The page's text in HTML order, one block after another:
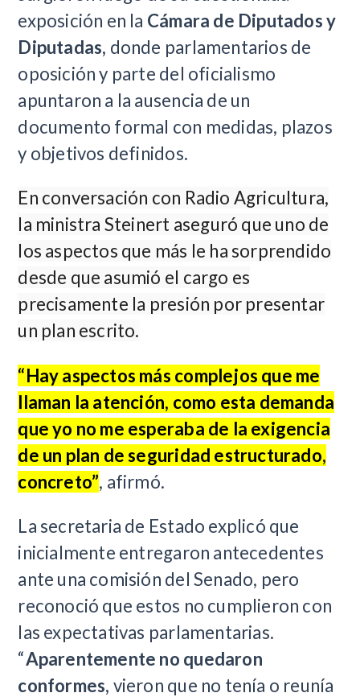
exposición en la Cámara de Diputados y
Diputadas, donde parlamentarios de
oposición y parte del oficialismo
apuntaron a la ausencia de un
documento formal con medidas, plazos
y objetivos definidos.
En conversación con Radio Agricultura,
la ministra Steinert aseguró que uno de
los aspectos que más le ha sorprendido
desde que asumió el cargo es
precisamente la presión por presentar
un plan escrito.
“Hay aspectos más complejos que me
llaman la atención, como esta demanda
que yo no me esperaba de la exigencia
de un plan de seguridad estructurado,
concreto”, afirmó.
La secretaria de Estado explicó que
inicialmente entregaron antecedentes
ante una comisión del Senado, pero
reconoció que estos no cumplieron con
las expectativas parlamentarias.
“Aparentemente no quedaron
conformes, vieron que no tenía o reunía